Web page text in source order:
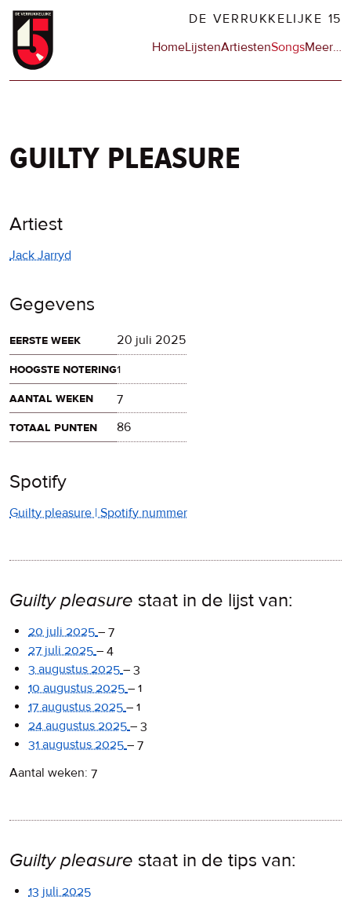
Overslaan
naar
DE VERRUKKELIJKE 15
Hoofdnavigatie
HomeLijstenArtiestenSongsMeerop
…
guilty pleasure
Artiest
Jack Jarryd
Gegevens
eerste week
20 juli 2025
hoogste notering1
aantal weken
7
totaal punten
86
Spotify
Guilty pleasure | Spotify nummer
Guilty pleasure staat in de lijst van:
20 juli 2025 – 7
27 juli 2025 – 4
3 augustus 2025 – 3
10 augustus 2025 – 1
17 augustus 2025 – 1
24 augustus 2025 – 3
31 augustus 2025 – 7
Aantal weken: 7
Guilty pleasure staat in de tips van:
13 juli 2025